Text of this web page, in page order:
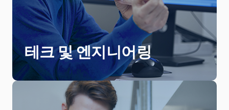
테크 및 엔지니어링
질의 현신적 엔지니어링의 고객이 앞서
가도록 지원합니다. Quintus에서 엔지니
어링 업무를 수행한다는 것은 시장을 선
도하는 기술의 발전에 기여한다는 의미합
니다.